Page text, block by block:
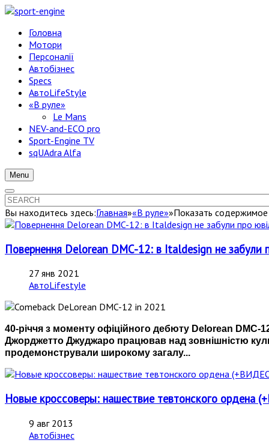
Головна
Мотори
Персоналії
Автобізнес
Specs
АвтоLifeStyle
«В руле»
Le Mans
NEV-and-ECO pro
Sport-Engine TV
sqUAdra Alfa
Menu
Вы находитесь здесь:Главная»«В руле»»Показать
Повернення Delorean DMC-12: в Italdesign не забули
27 янв 2021
АвтоLifestyle
40-річчя з моменту офіційного дебюту Delorean
Джорджетто Джуджаро працював над зовнішністю
продемонстрували широкому загалу...
Новые кроссоверы: нашествие тевтонского
9 авг 2013
Автобізнес